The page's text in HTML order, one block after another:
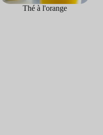
Thé à l'orange